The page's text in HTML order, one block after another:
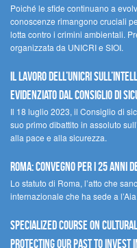
Poiché le sfide continuano a
conoscenze rimangono cruciali
lotta contro i crimini ambientali.
organizzata da UNICRI e SIOI.
Il lavoro dell’UNICRI
evidenziato dal Consiglio di
Il 18 luglio 2023, il Consiglio di
suo primo dibattito in assoluto
alla pace e alla sicurezza.
Roma: convegno per i 25
Lo statuto di Roma, l’atto che
internazionale che ha sede a
Specialized Course on
Protecting our Past to Invest